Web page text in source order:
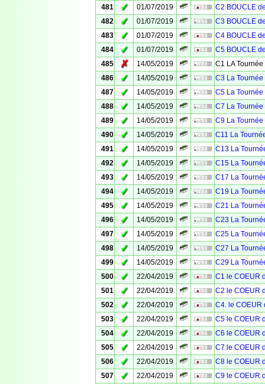
481
✓ 01/07/2019
C2 BOUCLE
482
✓ 01/07/2019
C3 BOUCLE
483
✓ 01/07/2019
C4 BOUCLE
484
✓ 01/07/2019
C5 BOUCLE
485
✗ 14/05/2019
C1 LA
486
✓ 14/05/2019
C3 La
487
✓ 14/05/2019
C5 La
488
✓ 14/05/2019
C7 La
489
✓ 14/05/2019
C9 La
490
✓ 14/05/2019
C11 La
491
✓ 14/05/2019
C13 La
492
✓ 14/05/2019
C15 La
493
✓ 14/05/2019
C17 La
494
✓ 14/05/2019
C19 La
495
✓ 14/05/2019
C21 La
496
✓ 14/05/2019
C23 La
497
✓ 14/05/2019
C25 La
498
✓ 14/05/2019
C27 La
499
✓ 14/05/2019
C29 La
500
✓ 22/04/2019
C1 le COEUR
501
✓ 22/04/2019
C2 le COEUR
502
✓ 22/04/2019
C4. le COEUR
503
✓ 22/04/2019
C5 le COEUR
504
✓ 22/04/2019
C6 le COEUR
505
✓ 22/04/2019
C7 le COEUR
506
✓ 22/04/2019
C8 le COEUR
507
✓ 22/04/2019
C9 le COEUR